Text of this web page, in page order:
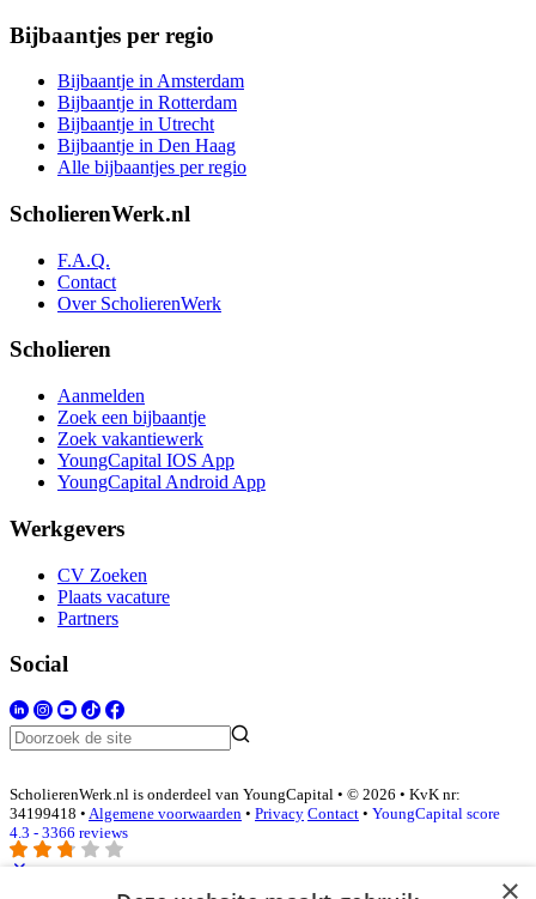
Bijbaantjes per regio
Bijbaantje in Amsterdam
Bijbaantje in Rotterdam
Bijbaantje in Utrecht
Bijbaantje in Den Haag
Alle bijbaantjes per regio
ScholierenWerk.nl
F.A.Q.
Contact
Over ScholierenWerk
Scholieren
Aanmelden
Zoek een bijbaantje
Zoek vakantiewerk
YoungCapital IOS App
YoungCapital Android App
Werkgevers
CV Zoeken
Plaats vacature
Partners
Social
ScholierenWerk.nl is onderdeel van YoungCapital • © 2026 • KvK nr:
34199418 • Algemene voorwaarden • Privacy Contact • YoungCapital score
4.3 - 3366 reviews
×